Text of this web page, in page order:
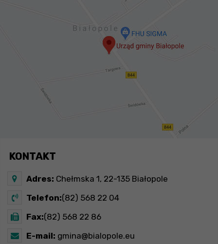
KONTAKT
Adres: Chełmska 1, 22-135 Białopole
Telefon:(82) 568 22 04
Fax:(82) 568 22 86
E-mail: gmina@bialopole.eu